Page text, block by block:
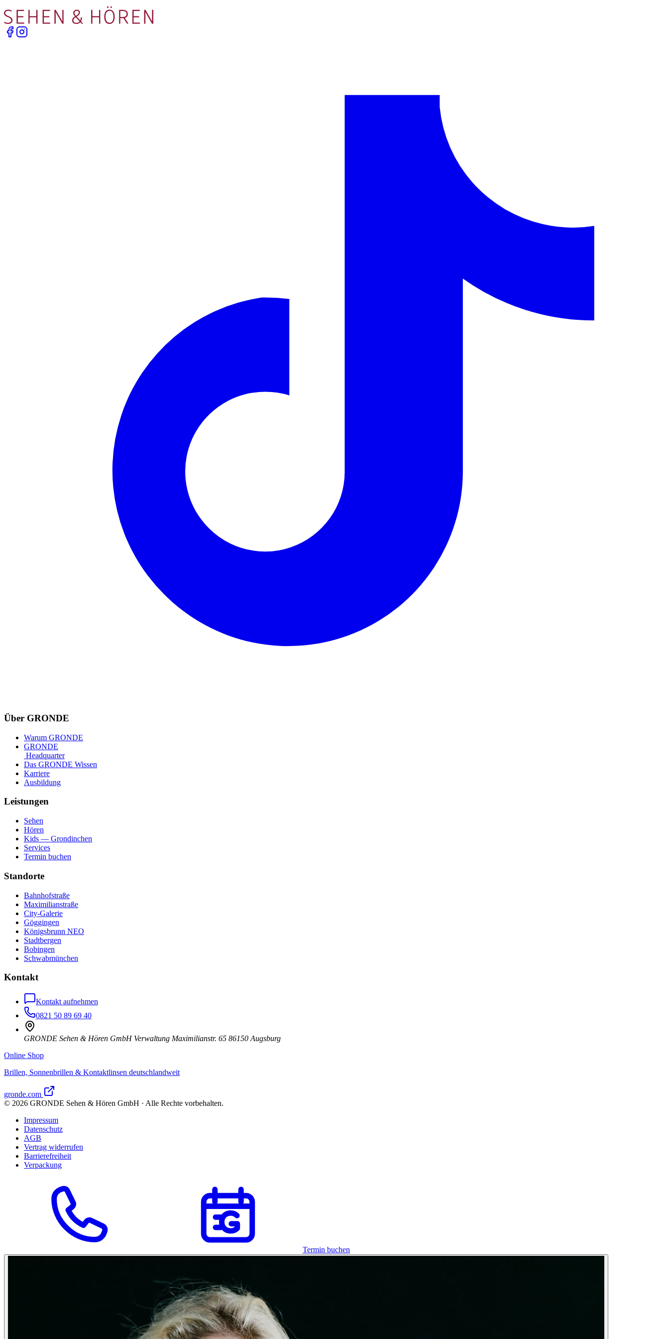
Über GRONDE
Warum GRONDE
GRONDE
Headquarter
Das GRONDE Wissen
Karriere
Ausbildung
Leistungen
Sehen
Hören
Kids — Grondinchen
Services
Termin buchen
Standorte
Bahnhofstraße
Maximilianstraße
City-Galerie
Göggingen
Königsbrunn NEO
Stadtbergen
Bobingen
Schwabmünchen
Kontakt
Kontakt aufnehmen
0821 50 89 69 40
GRONDE Sehen & Hören GmbH Verwaltung Maximilianstr. 65 86150 Augsburg
Online Shop
Brillen, Sonnenbrillen & Kontaktlinsen deutschlandweit
gronde.com
© 2026 GRONDE Sehen & Hören GmbH · Alle Rechte vorbehalten.
Impressum
Datenschutz
AGB
Vertrag widerrufen
Barrierefreiheit
Verpackung
Termin buchen